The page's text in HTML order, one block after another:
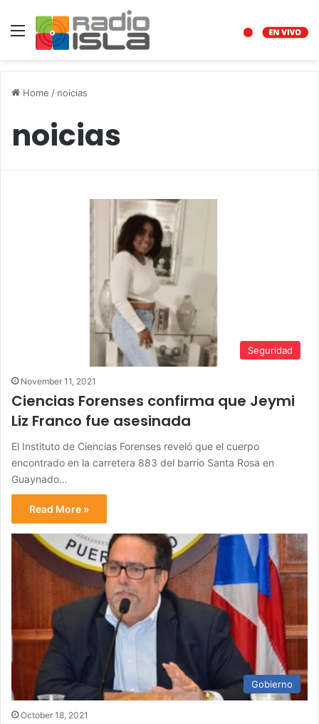
Menu
Home / noicias
noicias
Seguridad
November 11, 2021
Ciencias Forenses confirma que Jeymi
Liz Franco fue asesinada
El Instituto de Ciencias Forenses reveló que el cuerpo
encontrado en la carretera 883 del barrio Santa Rosa en
Guaynado…
Read More »
Gobierno
October 18, 2021